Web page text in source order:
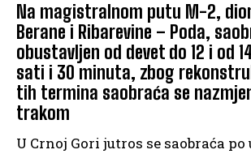
Na magistralnom putu M-2,
Berane i Ribarevine – Poda,
obustavljen od devet do 12 i od
sati i 30 minuta, zbog
tih termina saobraća se
trakom
U Crnoj Gori jutros se saobraća